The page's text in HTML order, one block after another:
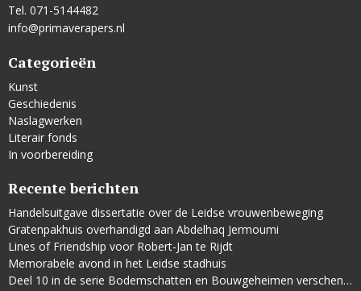
Tel. 071-5144482
info@primaverapers.nl
Categorieën
Kunst
Geschiedenis
Naslagwerken
Literair fonds
In voorbereiding
Recente berichten
Handelsuitgave dissertatie over de Leidse vrouwenbeweging
Gratenpakhuis overhandigd aan Abdelhaq Jermoumi
Lines of Friendship voor Robert-Jan te Rijdt
Memorabele avond in het Leidse stadhuis
Deel 10 in de serie Bodemschatten en Bouwgeheimen verschenen